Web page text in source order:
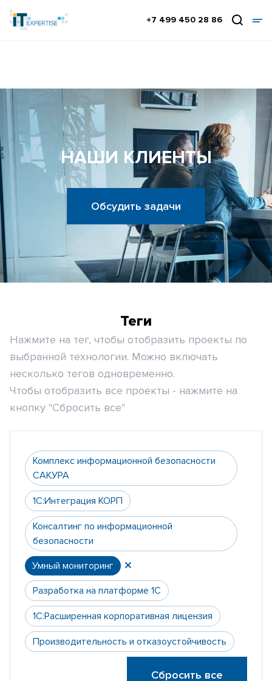
+7 499 450 28 86
НАШИ КЛИЕНТЫ
Обсудить задачи
Теги
Нажмите на тег, чтобы отобразить проекты по
выбранной технологии. Можно включать
несколько тегов одновременно.
Чтобы отобразить все проекты - нажмите на
кнопку "Сбросить все"
Комплекс информационной безопасности
САКУРА
1С:Интеграция КОРП
Консалтинг по информационной
безопасности
Умный мониторинг
Разработка на платформе 1С
1С:Расширенная корпоративная лицензия
Производительность и отказоустойчивость
Сбросить все